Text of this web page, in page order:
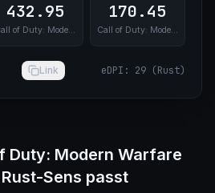
432.95
Call of Duty: Modern Warfare III
170.45
Call of Duty: Modern Warfare III
Link eDPI : 29 (Rust)
Duty: Modern Warfare
Sens passt